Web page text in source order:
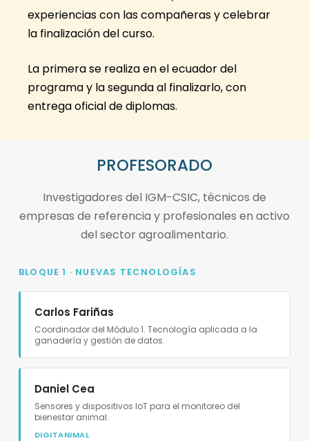
experiencias con las compañeras y celebrar
la finalización del curso.
La primera se realiza en el ecuador del
programa y la segunda al finalizarlo, con
entrega oficial de diplomas.
PROFESORADO
Investigadores del IGM-CSIC, técnicos de
empresas de referencia y profesionales en activo
del sector agroalimentario.
BLOQUE 1 · NUEVAS TECNOLOGÍAS
Carlos Fariñas
Coordinador del Módulo 1. Tecnología aplicada a la
ganadería y gestión de datos.
Daniel Cea
Sensores y dispositivos IoT para el monitoreo del
bienestar animal.
DIGITANIMAL